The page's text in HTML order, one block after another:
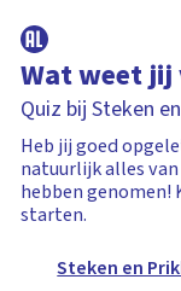
Wat weet jij
Quiz bij Steken
Heb jij goed
natuurlijk alles
hebben genomen!
starten.
Steken en